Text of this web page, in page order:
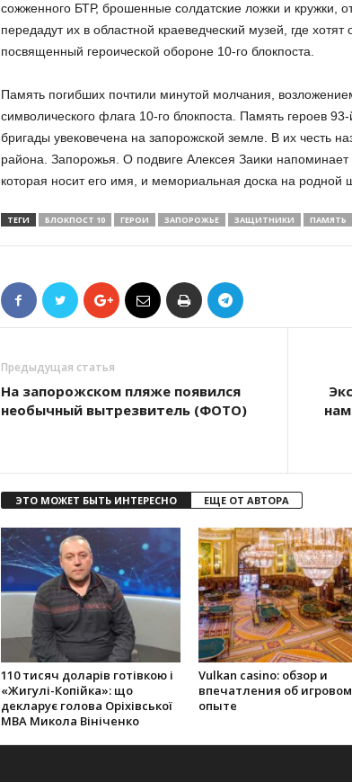
сожженного БТР, брошенные солдатские ложки и кружки,
передадут их в областной краеведческий музей, где хотят
посвященный героической обороне 10-го блокпоста.
Память погибших почтили минутой молчания,
символического флага 10-го блокпоста. Память героев
бригады увековечена на запорожской земле. В их честь
района. Запорожья. О подвиге Алексея Заики
которая носит его имя, и мемориальная доска на родной
ТЕГИ БЛОКПОСТ 10 ГЕРОИ ЗАПОРОЖЬЕ ЗАЩИТНИКИ ПАМЯТЬ
Предыдущая статья
На запорожском пляже появился
необычный вытрезвитель (ФОТО)
ЭТО МОЖЕТ БЫТЬ ИНТЕРЕСНО ЕЩЕ ОТ АВТОРА
110 тисяч доларів готівкою і
«Жигулі-Копійка»: що
декларує голова Оріхівської
МВА Микола Вініченко
Vulkan casino: обзор и
впечатления об игровом
опыте